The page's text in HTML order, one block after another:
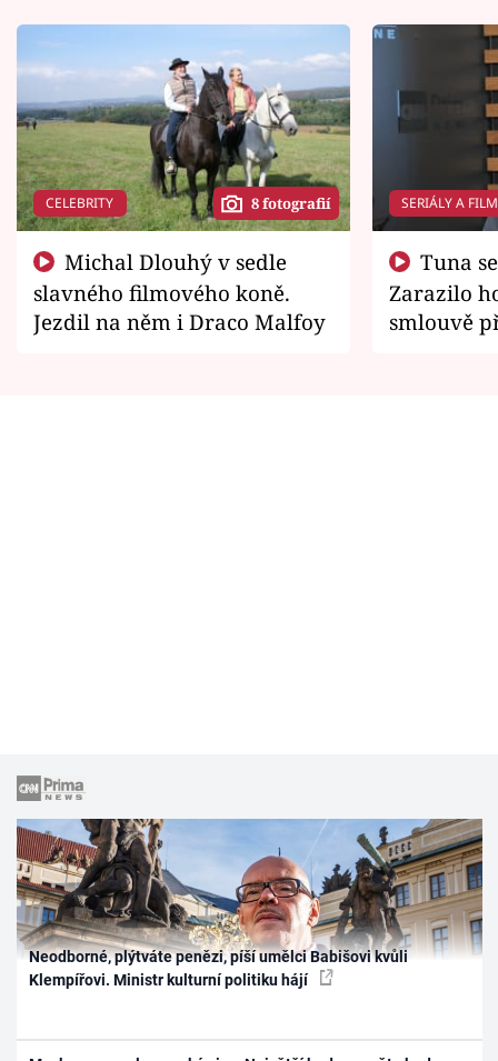
CELEBRITY 8 fotografií
slavného filmového koně.
Jezdil na něm i Draco Malfoy
SERIÁLY A
Zarazilo
smlouvě
Neodborné, plýtváte penězi, píší umělci Babišovi kvůli
Klempířovi. Ministr kulturní politiku hájí